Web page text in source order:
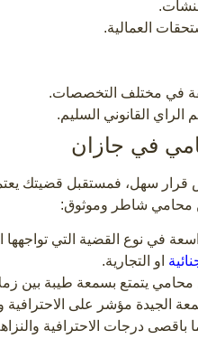
العمالية.
في مختلف التخصصات.
الراي القانوني السليم.
في جازان
سهل، فمستقبل قضيتك يعتمد
محامي شاطر وموثوق:
في نوع القضية التي
او التجارية.
يتمتع بسمعة طيبة بين
الجيدة مؤشر على الاحترافية
درجات الاحترافية